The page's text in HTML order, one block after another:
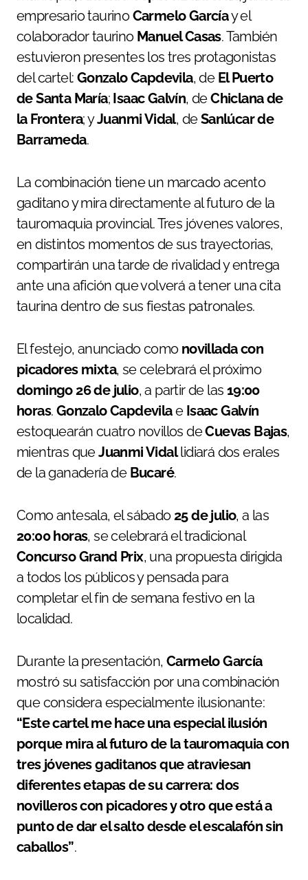
empresario taurinoCarmelo Garcíay el
colaborador taurino Manuel Casas. También
estuvieron presentes los tres protagonistas
del cartel: Gonzalo Capdevila, de El Puerto
de Santa María; Isaac Galvín, deChiclana de
la Frontera; yJuanmi Vidal, deSanlúcar de
Barrameda.
La combinación tiene un marcado acento
gaditano y mira directamente al futuro de la
tauromaquia provincial. Tres jóvenes valores,
en distintos momentos de sus trayectorias,
compartirán una tarde de rivalidad y entrega
ante una afición que volverá a tener una cita
taurina dentro de sus fiestas patronales.
El festejo, anunciado como novillada con
picadores mixta, se celebrará el próximo
domingo 26 de julio, a partir de las 19:00
horas. Gonzalo Capdevilae Isaac Galvín
estoquearán cuatro novillos deCuevas Bajas,
mientras queJuanmi Vidallidiará dos erales
de la ganadería de Bucaré.
Como antesala, el sábado25 de julio, a las
20:00 horas, se celebrará el tradicional
Concurso Grand Prix, una propuesta dirigida
a todos los públicos y pensada para
completar el fin de semana festivo en la
localidad.
Durante la presentación, Carmelo García
mostró su satisfacción por una combinación
que considera especialmente ilusionante:
“Este cartel me hace una especial ilusión
porque mira al futuro de la tauromaquia con
tres jóvenes gaditanos que atraviesan
diferentes etapas de su carrera: dos
novilleros con picadores y otro que está a
punto de dar el salto desde el escalafón sin
caballos”.